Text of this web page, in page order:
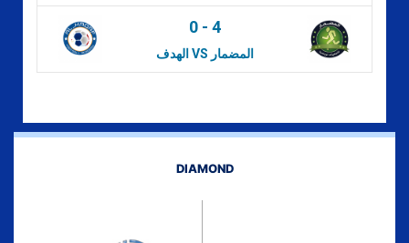
0- 4
الهدف VS المضمار
DIAMOND